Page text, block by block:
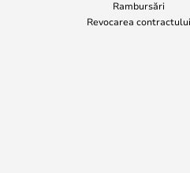
Rambursări
Revocarea contractului